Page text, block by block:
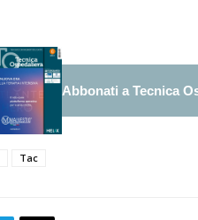
Abbonati a Tecnica
Tac